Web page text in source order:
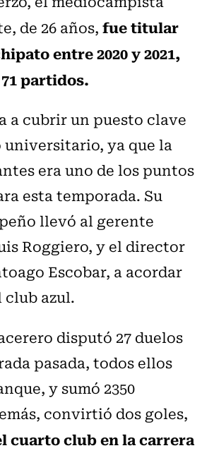
de 26 años,fue titular
entre 2020 y 2021,
partidos.
a cubrir un puesto clave
universitario, ya que la
era uno de los puntos
esta temporada. Su
llevó al gerente
Roggiero, y el director
Escobar, a acordar
club azul.
disputó 27 duelos
pasada, todos ellos
y sumó 2350
convirtió dos goles,
cuarto club en la carrera